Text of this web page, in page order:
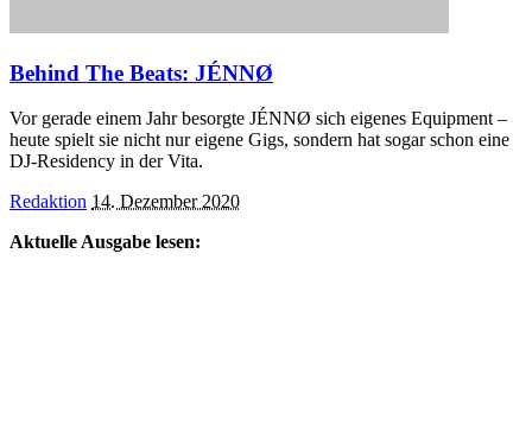
Behind The Beats: JÉNNØ
Vor gerade einem Jahr besorgte JÉNNØ sich eigenes Equipment –
heute spielt sie nicht nur eigene Gigs, sondern hat sogar schon eine
DJ-Residency in der Vita.
Posted
Redaktion 14. Dezember 2020
Aktuelle Ausgabe lesen: